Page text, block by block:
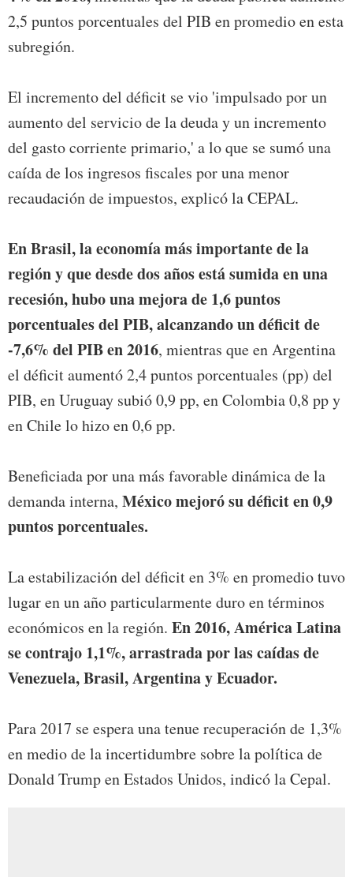
2,5 puntos porcentuales del PIB en promedio en esta
subregión.
El incremento del déficit se vio 'impulsado por un
aumento del servicio de la deuda y un incremento
del gasto corriente primario,' a lo que se sumó una
caída de los ingresos fiscales por una menor
recaudación de impuestos, explicó la CEPAL.
En Brasil, la economía más importante de la
región y que desde dos años está sumida en una
recesión, hubo una mejora de 1,6 puntos
porcentuales del PIB, alcanzando un déficit de
-7,6% del PIB en 2016, mientras que en Argentina
el déficit aumentó 2,4 puntos porcentuales (pp) del
PIB, en Uruguay subió 0,9 pp, en Colombia 0,8 pp y
en Chile lo hizo en 0,6 pp.
Beneficiada por una más favorable dinámica de la
demanda interna, México mejoró su déficit en 0,9
puntos porcentuales.
La estabilización del déficit en 3% en promedio tuvo
lugar en un año particularmente duro en términos
económicos en la región. En 2016, América Latina
se contrajo 1,1%, arrastrada por las caídas de
Venezuela, Brasil, Argentina y Ecuador.
Para 2017 se espera una tenue recuperación de 1,3%
en medio de la incertidumbre sobre la política de
Donald Trump en Estados Unidos, indicó la Cepal.